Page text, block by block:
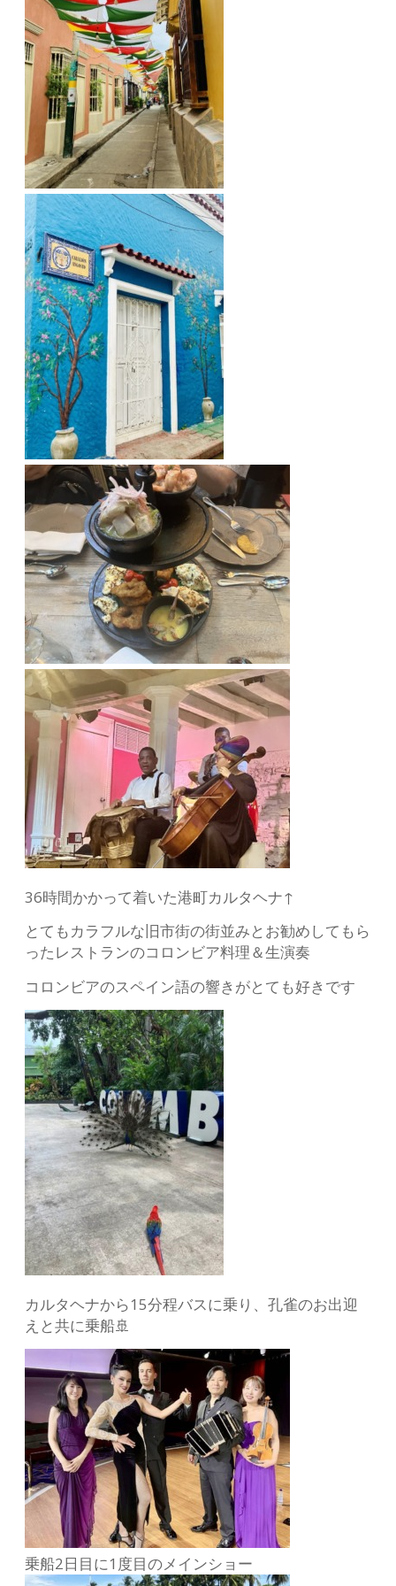
36時間かかって着いた港町カルタヘナ↑
とてもカラフルな旧市街の街並みとお勧めしてもら
ったレストランのコロンビア料理＆生演奏
コロンビアのスペイン語の響きがとても好きです
カルタヘナから15分程バスに乗り、孔雀のお出迎
えと共に乗船🚢
乗船2日目に1度目のメインショー